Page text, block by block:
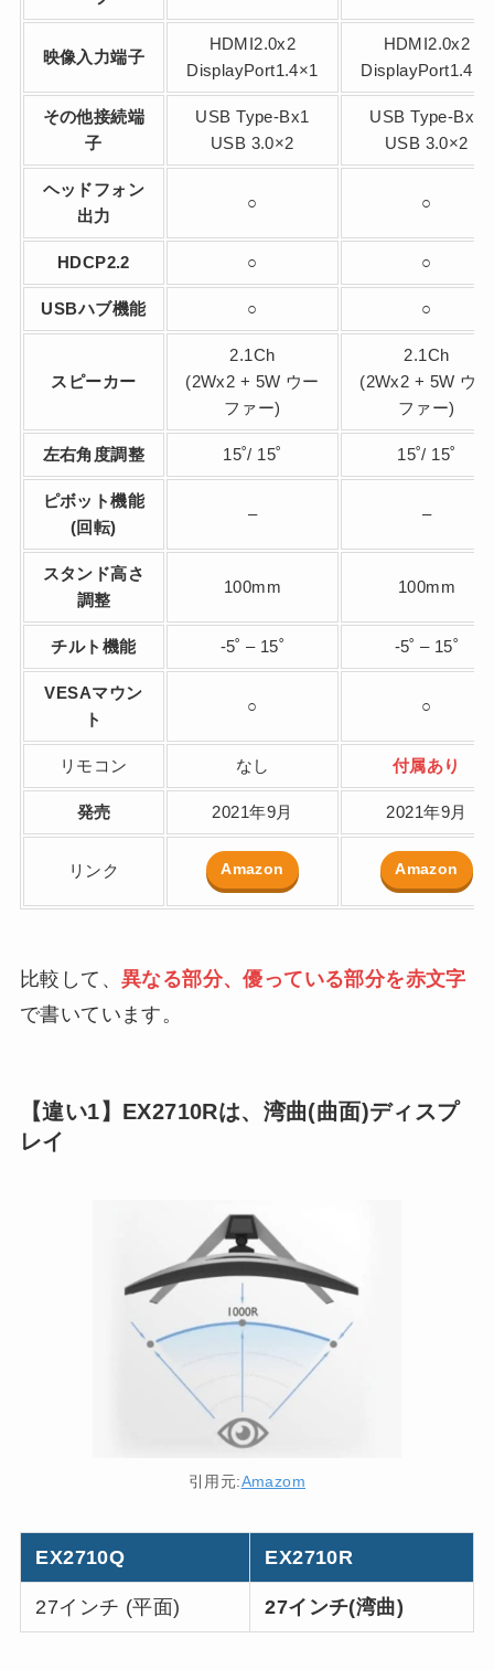
映像入力端子
HDMI2.0x2
DisplayPort1.4×1
HDMI2.0x2
DisplayPort1.4×1
その他接続端
子
USB Type-Bx1
USB 3.0×2
USB Type-Bx1
USB 3.0×2
ヘッドフォン
出力
○ ○
HDCP2.2 ○ ○
USBハブ機能 ○ ○
スピーカー
2.1Ch
(2Wx2 + 5W ウー
ファー)
2.1Ch
(2Wx2 + 5W ウー
ファー)
左右角度調整 15˚/ 15˚ 15˚/ 15˚
ピボット機能
(回転)
– –
スタンド高さ
調整
100mm 100mm
チルト機能 -5˚ – 15˚ -5˚ – 15˚
VESAマウン
ト
○ ○
リモコン なし 付属あり
発売 2021年9月 2021年9月
リンク Amazon Amazon
比較して、 異なる部分、優っている部分を赤文字
で書いています。
【違い1】EX2710Rは、湾曲(曲面)ディスプ
レイ
引用元:Amazom
EX2710Q EX2710R
27インチ (平面) 27インチ(湾曲)